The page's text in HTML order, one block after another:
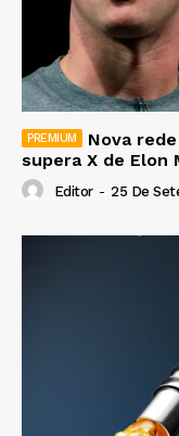
Nova
supera X de Elon
Editor - 25 De